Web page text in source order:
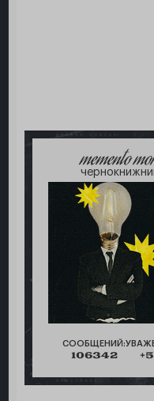
memento
СООБЩЕНИЙ:
106342